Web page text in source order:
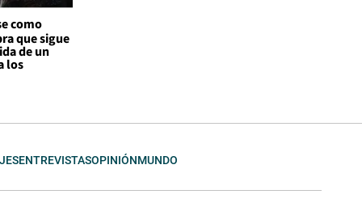
como
que sigue
de un
los
ENTREVISTASOPINIÓNMUNDO